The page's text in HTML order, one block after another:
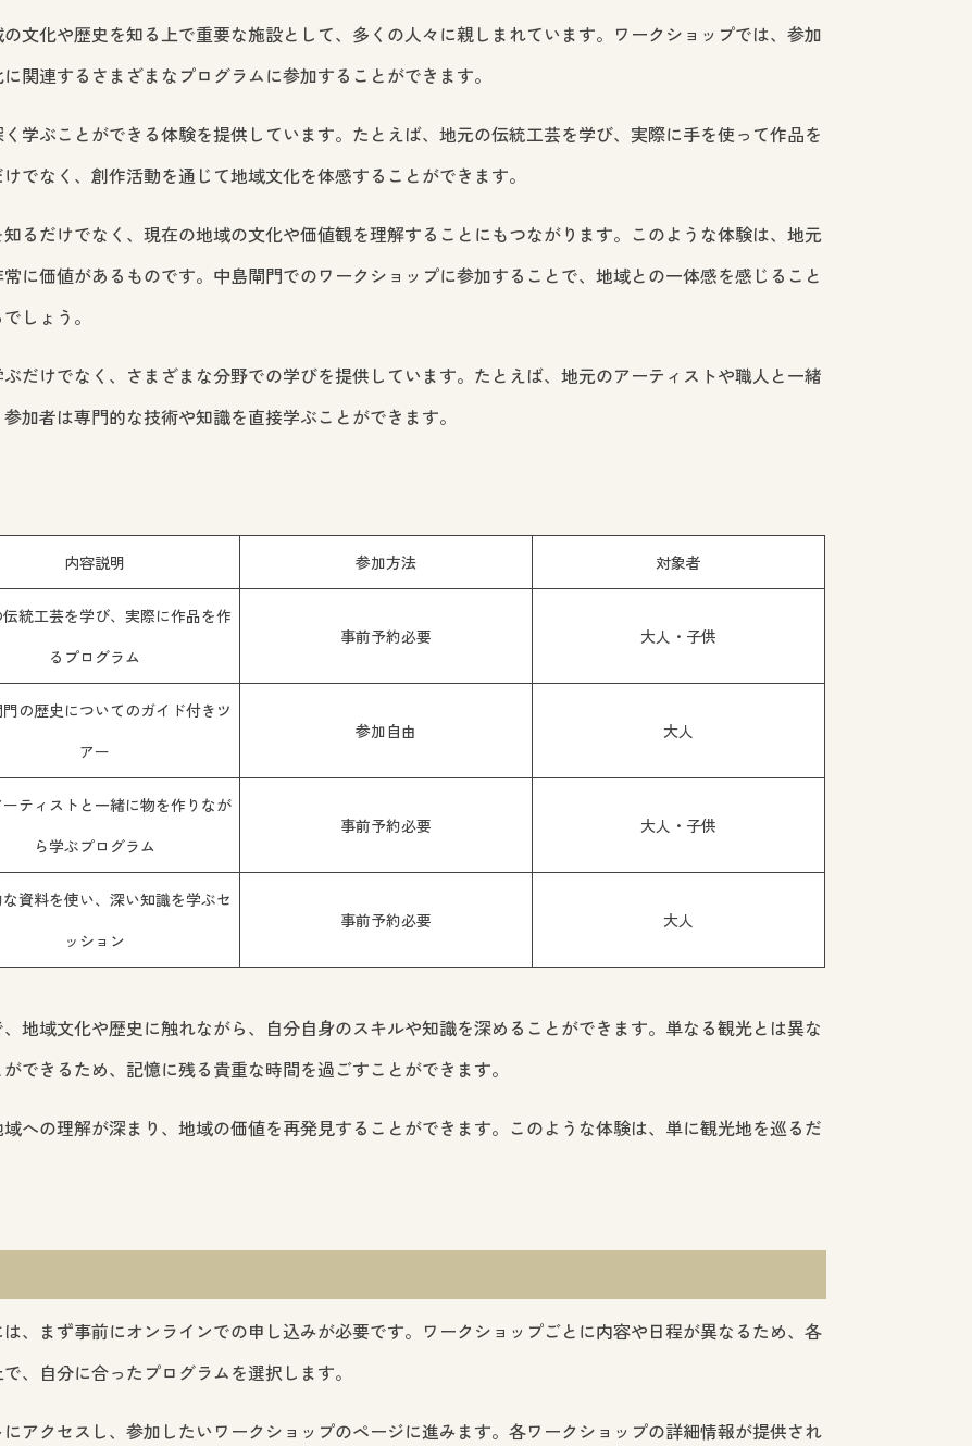
文化や歴史を知る上で重要な施設として、多くの人々に親しまれています。ワークショップでは、参加
関連するさまざまなプログラムに参加することができます。
学ぶことができる体験を提供しています。たとえば、地元の伝統工芸を学び、実際に手を使って作品を
でなく、創作活動を通じて地域文化を体感することができます。
るだけでなく、現在の地域の文化や価値観を理解することにもつながります。このような体験は、地元
に価値があるものです。中島閘門でのワークショップに参加することで、地域との一体感を感じること
しょう。
だけでなく、さまざまな分野での学びを提供しています。たとえば、地元のアーティストや職人と一緒
加者は専門的な技術や知識を直接学ぶことができます。
内容説明 参加方法 対象者
統工芸を学び、実際に作品を作
るプログラム
事前予約必要 大人・子供
の歴史についてのガイド付きツ
アー
参加自由 大人
ティストと一緒に物を作りなが
ら学ぶプログラム
事前予約必要 大人・子供
資料を使い、深い知識を学ぶセ
ッション
事前予約必要 大人
地域文化や歴史に触れながら、自分自身のスキルや知識を深めることができます。単なる観光とは異な
できるため、記憶に残る貴重な時間を過ごすことができます。
への理解が深まり、地域の価値を再発見することができます。このような体験は、単に観光地を巡るだ
、まず事前にオンラインでの申し込みが必要です。ワークショップごとに内容や日程が異なるため、各
、自分に合ったプログラムを選択します。
アクセスし、参加したいワークショップのページに進みます。各ワークショップの詳細情報が提供され